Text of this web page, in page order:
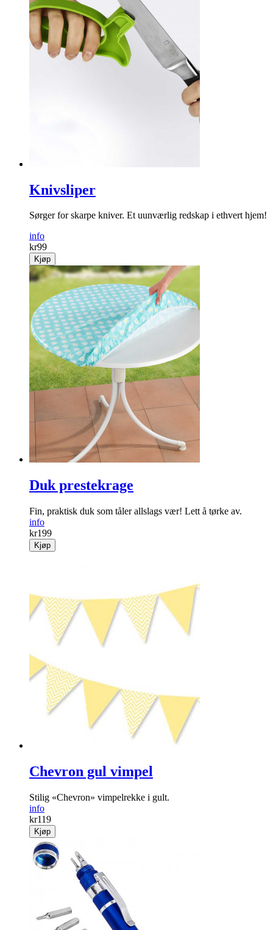
Knivsliper
Sørger for skarpe kniver. Et uunværlig redskap i ethvert hjem!
info
kr99
Kjøp
Duk prestekrage
Fin, praktisk duk som tåler allslags vær! Lett å tørke av.
info
kr199
Kjøp
Chevron gul vimpel
Stilig «Chevron» vimpelrekke i gult.
info
kr119
Kjøp